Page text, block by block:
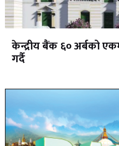
केन्द्रीय बैंक ६० अर्बको
गर्दै